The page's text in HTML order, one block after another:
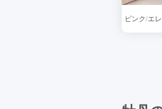
ピンク エ